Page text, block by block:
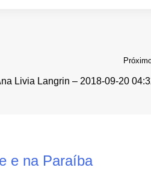
Livia Langrin – 2018-09-20
e na Paraíba